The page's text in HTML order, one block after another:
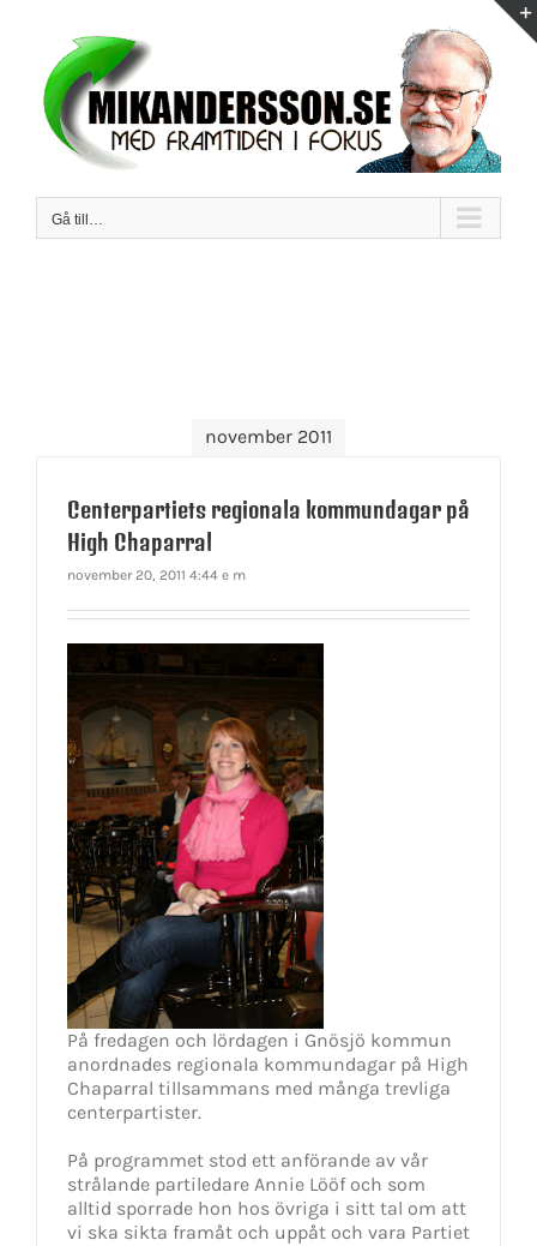
innehållet
Gå till…
november 2011
Centerpartiets regionala kommundagar på
High Chaparral
november 20, 2011 4:44 e m
På fredagen och lördagen i Gnösjö kommun
anordnades regionala kommundagar på High
Chaparral tillsammans med många trevliga
centerpartister.
På programmet stod ett anförande av vår
strålande partiledare Annie Lööf och som
alltid sporrade hon hos övriga i sitt tal om att
vi ska sikta framåt och uppåt och vara Partiet